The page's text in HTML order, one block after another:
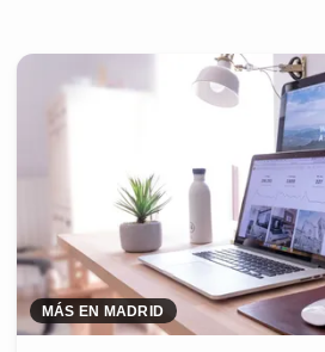
MÁS EN MADRID